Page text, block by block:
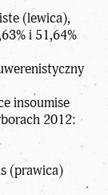
(lewica),
i 51,64%
insoumise
2012:
(prawica)